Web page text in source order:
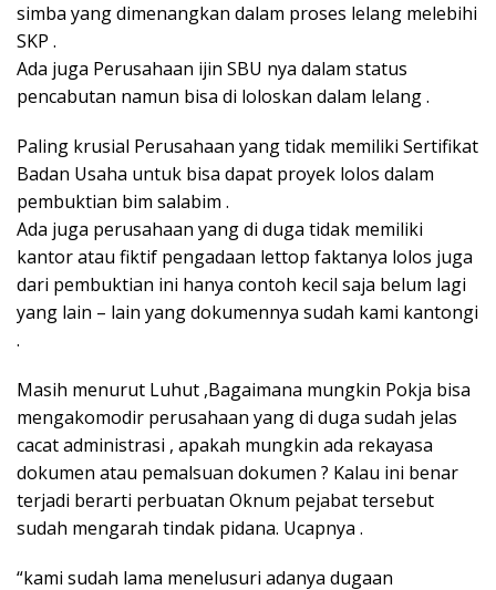
simba yang dimenangkan dalam proses lelang melebihi
SKP .
Ada juga Perusahaan ijin SBU nya dalam status
pencabutan namun bisa di loloskan dalam lelang .
Paling krusial Perusahaan yang tidak memiliki Sertifikat
Badan Usaha untuk bisa dapat proyek lolos dalam
pembuktian bim salabim .
Ada juga perusahaan yang di duga tidak memiliki
kantor atau fiktif pengadaan lettop faktanya lolos juga
dari pembuktian ini hanya contoh kecil saja belum lagi
yang lain – lain yang dokumennya sudah kami kantongi
.
Masih menurut Luhut ,Bagaimana mungkin Pokja bisa
mengakomodir perusahaan yang di duga sudah jelas
cacat administrasi , apakah mungkin ada rekayasa
dokumen atau pemalsuan dokumen ? Kalau ini benar
terjadi berarti perbuatan Oknum pejabat tersebut
sudah mengarah tindak pidana. Ucapnya .
“kami sudah lama menelusuri adanya dugaan